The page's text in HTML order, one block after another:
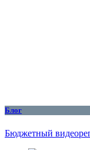
Блог
Бюджетный